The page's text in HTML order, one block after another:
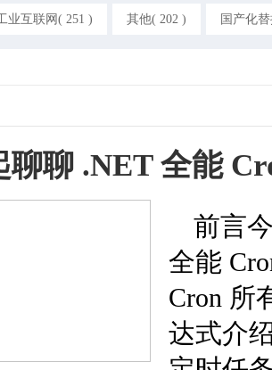
业互联网( 251 ) 其他( 202 ) 国产化
聊聊 .NET 全能
前言
全能
Cron 所
达式介